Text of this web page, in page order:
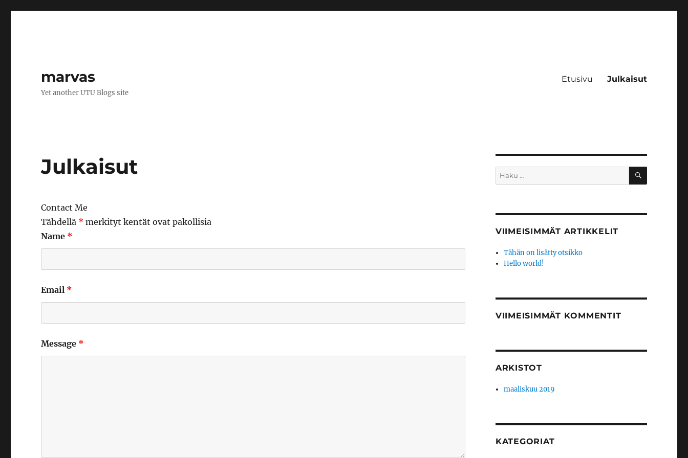
marvas
Yet another UTU Blogs site
Etusivu Julkaisut
Julkaisut
Contact Me
Tähdellä * merkityt kentät ovat pakollisia
Name *
Email *
Message *
Etsi: HAKU
VIIMEISIMMÄT ARTIKKELIT
Tähän on lisätty otsikko
Hello world!
VIIMEISIMMÄT KOMMENTIT
ARKISTOT
maaliskuu 2019
KATEGORIAT